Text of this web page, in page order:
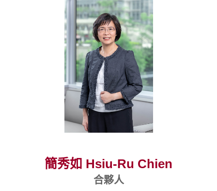
簡秀如 Hsiu-Ru Chien
合夥人